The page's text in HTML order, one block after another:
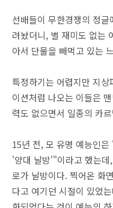
선배들이 무한경쟁의 정
려놨더니, 별 재미도 없는
아서 단물을 빼먹고 있는
특정하기는 어렵지만 지
이션처럼 나오는 이들은
력도 없으면서 일종의 카
15년 전, 모 유명 예능인
'양대 날방'"이라고 했는데
로가 날방이다. 찍어온 화
다고 여기던 시절이 있었